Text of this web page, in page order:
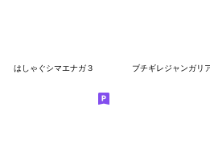
はしゃぐシマエナガ３